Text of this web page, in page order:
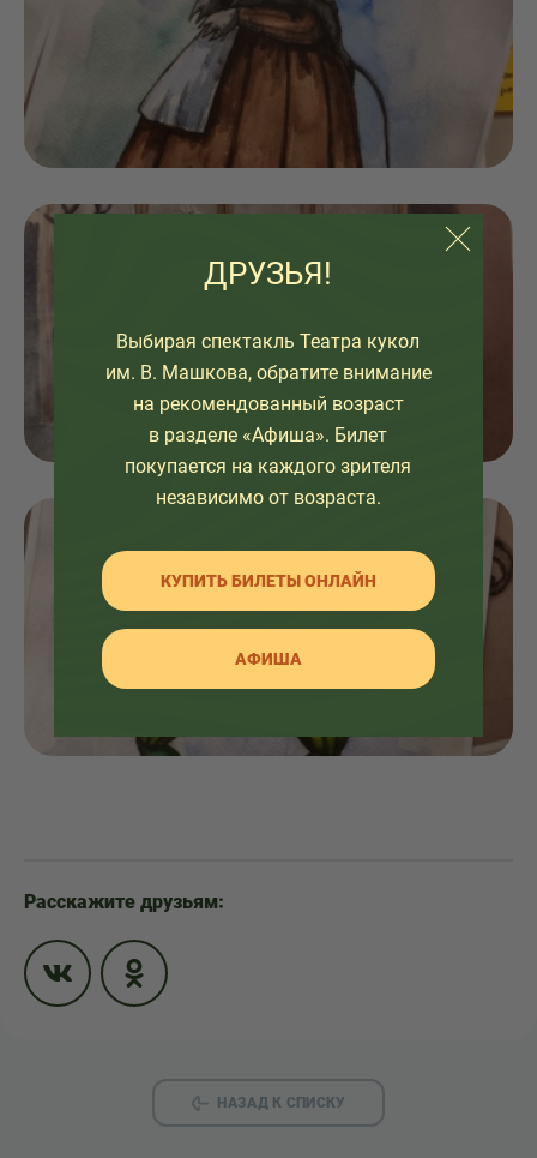
Расскажите друзьям:
НАЗАД К СПИСКУ
ДРУЗЬЯ!
Выбирая спектакль Театра кукол
им. В. Машкова, обратите внимание
на рекомендованный возраст
в разделе «Афиша». Билет
покупается на каждого зрителя
независимо от возраста.
КУПИТЬ БИЛЕТЫ ОНЛАЙН
АФИША